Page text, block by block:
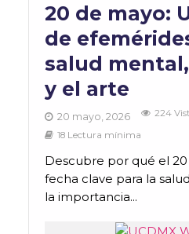
20 de mayo:
de
salud
y el arte
20 mayo, 2026
224
18 Lectura mínima
Descubre por qué el
fecha clave para la
la importancia...